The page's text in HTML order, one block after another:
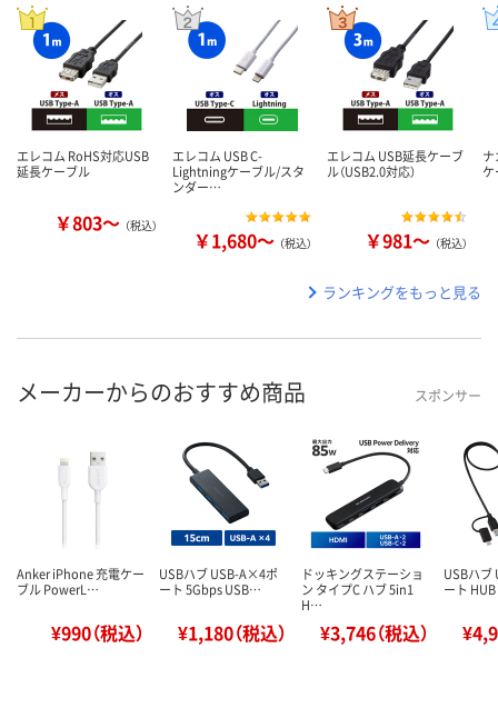
エレコム RoHS対応USB
延長ケーブル
￥803～ （税込）
エレコム USB C-
Lightningケーブル/スタ
ンダー…
￥1,680～ （税込）
エレコム USB延長ケーブ
ル（USB2.0対応）
￥981～ （税込）
ケ
ランキングをもっと見る
メーカーからのおすすめ商品 スポンサー
Anker iPhone 充電ケー
ブル PowerL…
¥990（税込）
USBハブ USB-A×4ポ
ート 5Gbps USB…
¥1,180（税込）
ドッキングステーショ
ン タイプC ハブ 5in1
H…
¥3,746（税込）
USBハ
ート